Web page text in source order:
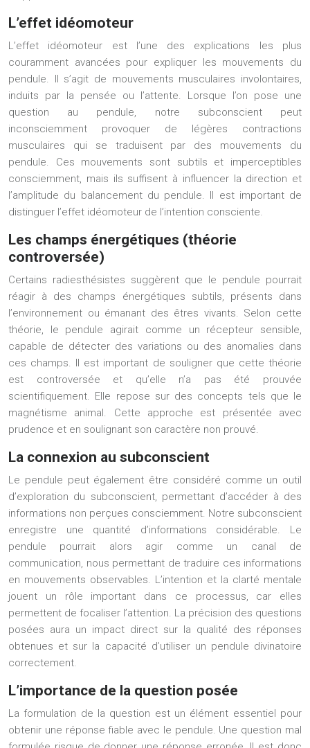
L’effet idéomoteur
L’effet idéomoteur est l’une des explications les plus
couramment avancées pour expliquer les mouvements du
pendule. Il s’agit de mouvements musculaires involontaires,
induits par la pensée ou l’attente. Lorsque l’on pose une
question au pendule, notre subconscient peut
inconsciemment provoquer de légères contractions
musculaires qui se traduisent par des mouvements du
pendule. Ces mouvements sont subtils et imperceptibles
consciemment, mais ils suffisent à influencer la direction et
l’amplitude du balancement du pendule. Il est important de
distinguer l’effet idéomoteur de l’intention consciente.
Les champs énergétiques (théorie
controversée)
Certains radiesthésistes suggèrent que le pendule pourrait
réagir à des champs énergétiques subtils, présents dans
l’environnement ou émanant des êtres vivants. Selon cette
théorie, le pendule agirait comme un récepteur sensible,
capable de détecter des variations ou des anomalies dans
ces champs. Il est important de souligner que cette théorie
est controversée et qu’elle n’a pas été prouvée
scientifiquement. Elle repose sur des concepts tels que le
magnétisme animal. Cette approche est présentée avec
prudence et en soulignant son caractère non prouvé.
La connexion au subconscient
Le pendule peut également être considéré comme un outil
d’exploration du subconscient, permettant d’accéder à des
informations non perçues consciemment. Notre subconscient
enregistre une quantité d’informations considérable. Le
pendule pourrait alors agir comme un canal de
communication, nous permettant de traduire ces informations
en mouvements observables. L’intention et la clarté mentale
jouent un rôle important dans ce processus, car elles
permettent de focaliser l’attention. La précision des questions
posées aura un impact direct sur la qualité des réponses
obtenues et sur la capacité d’utiliser un pendule divinatoire
correctement.
L’importance de la question posée
La formulation de la question est un élément essentiel pour
obtenir une réponse fiable avec le pendule. Une question mal